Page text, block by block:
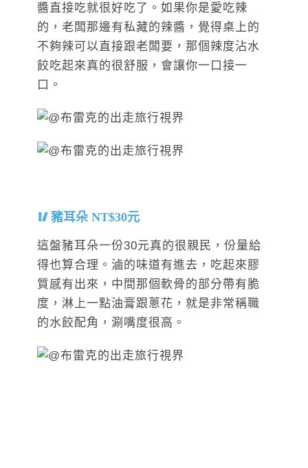
醬直接吃就很好吃了。如果你是愛吃辣
的，老闆那邊有私藏的辣醬，覺得桌上的
不夠辣可以直接跟老闆要，那個辣度沾水
餃吃起來真的很舒服，會讓你一口接一
口。
豬耳朵 NT$30元
這盤豬耳朵一份30元真的很親民，份量給
得也算合理。滷的味道有進去，吃起來膠
質感有出來，中間那個軟骨的部分帶有脆
度，淋上一點油膏跟蔥花，就是非常稱職
的水餃配角，涮嘴度很高。